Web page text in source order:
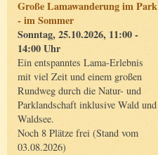
Große Lamawanderung im Park
- im Sommer
Sonntag, 25.10.2026, 11:00 -
14:00 Uhr
Ein entspanntes Lama-Erlebnis
mit viel Zeit und einem großen
Rundweg durch die Natur- und
Parklandschaft inklusive Wald und
Waldsee.
Noch 8 Plätze frei (Stand vom
03.08.2026)